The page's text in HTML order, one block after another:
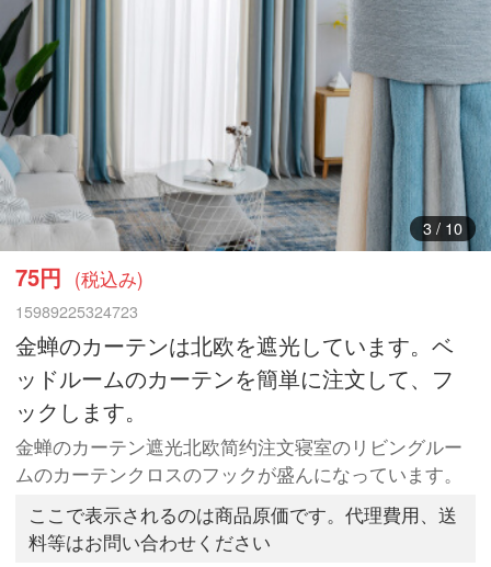
4/ 10
75円 (税込み)
15989225324723
金蝉のカーテンは北欧を遮光しています。ベ
ッドルームのカーテンを簡単に注文して、フ
ックします。
金蝉のカーテン遮光北欧简约注文寝室のリビングルー
ムのカーテンクロスのフックが盛んになっています。
ここで表示されるのは商品原価です。代理費用、送
料等はお問い合わせください